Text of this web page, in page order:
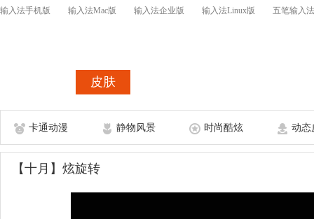
输入法手机版 输入法Mac版 输入法企业版 输入法Linux版 五笔输入法
皮肤
卡通动漫 静物风景 时尚酷炫 动态
【十月】炫旋转